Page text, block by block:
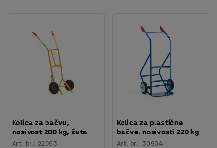
Kolica za bačvu,
nosivost 200 kg, žuta
Art. br.: 22063
Kolica za plastične
bačve, nosivosti 220 kg
Art. br.:30904